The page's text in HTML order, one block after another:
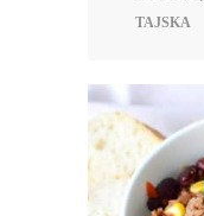
TAJSKA